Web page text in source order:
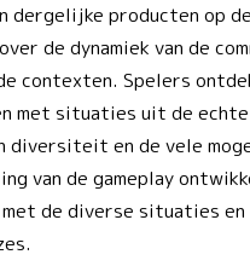
dergelijke producten op
de dynamiek van de
contexten. Spelers
met situaties uit de
diversiteit en de vele
van de gameplay
met de diverse situaties